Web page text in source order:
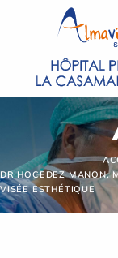
DR HOCEDEZ MANON,
VISÉE ESTHÉTIQUE
Panneau de